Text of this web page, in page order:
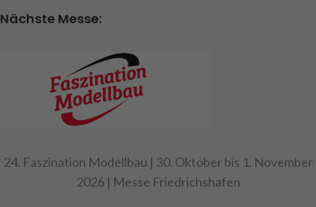
Nächste Messe:
24. Faszination Modellbau | 30. Oktober bis 1. November
2026 | Messe Friedrichshafen